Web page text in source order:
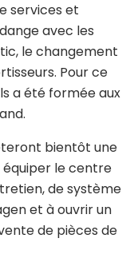
services et
avec les
le changement
Pour ce
a été formée aux
bientôt une
équiper le centre
de système
et à ouvrir un
de pièces de